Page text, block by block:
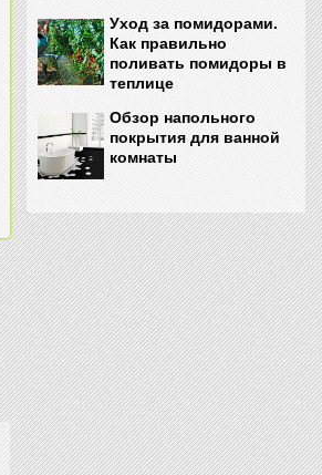
Уход за помидорами.
Как правильно
поливать помидоры в
теплице
Обзор напольного
покрытия для ванной
комнаты